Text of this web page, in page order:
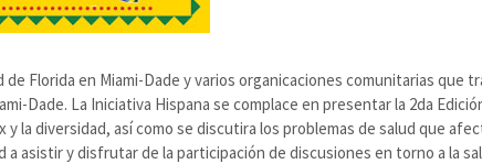
Florida en Miami-Dade y varios organicaciones comunitarias que
Dade. La Iniciativa Hispana se complace en presentar la 2da
la diversidad, así como se discutira los problemas de salud que
a asistir y disfrutar de la participación de discusiones en torno a la